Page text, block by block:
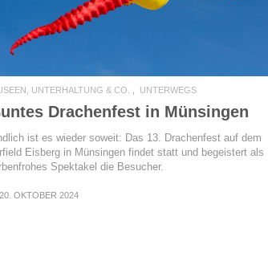
UNTERHALTUNG & CO. UNTERWEGS
Drachenfest in Münsingen
ist es wieder soweit: Das 13. Drachenfest auf dem
Eisberg in Münsingen findet statt und begeistert als
Spektakel die Besucher.
20. OKTOBER 2024